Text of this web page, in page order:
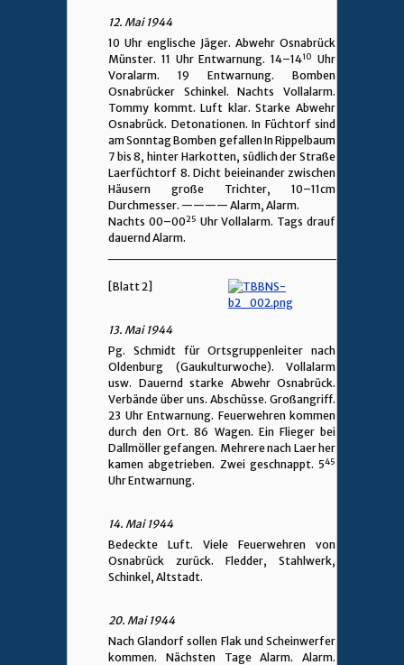
12. Mai 1944
10 Uhr englische Jäger. Abwehr Osnabrück
Münster. 11 Uhr Entwarnung. 14–1410
Uhr
Voralarm. 19 Entwarnung. Bomben
Osnabrücker Schinkel. Nachts Vollalarm.
Tommy kommt. Luft klar. Starke Abwehr
Osnabrück. Detonationen. In Füchtorf sind
am Sonntag Bomben gefallen In Rippelbaum
7 bis 8, hinter Harkotten, südlich der Straße
Laerfüchtorf 8. Dicht beieinander zwischen
Häusern große Trichter, 10–11cm
Durchmesser. ———— Alarm, Alarm.
Nachts 00–0025 Uhr Vollalarm. Tags drauf
dauernd Alarm.
[Blatt 2]
13. Mai 1944
Pg. Schmidt für Ortsgruppenleiter nach
Oldenburg (Gaukulturwoche). Vollalarm
usw. Dauernd starke Abwehr Osnabrück.
Verbände über uns. Abschüsse. Großangriff.
23 Uhr Entwarnung. Feuerwehren kommen
durch den Ort. 86 Wagen. Ein Flieger bei
Dallmöller gefangen. Mehrere nach Laer her
kamen abgetrieben. Zwei geschnappt. 545
Uhr Entwarnung.
14. Mai 1944
Bedeckte Luft. Viele Feuerwehren von
Osnabrück zurück. Fledder, Stahlwerk,
Schinkel, Altstadt.
20. Mai 1944
Nach Glandorf sollen Flak und Scheinwerfer
kommen. Nächsten Tage Alarm. Alarm.